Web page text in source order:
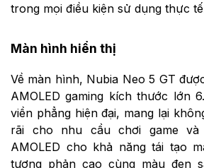
trong mọi điều kiện sử dụng thực
Màn hình hiển thị
Về màn hình, Nubia Neo 5 GT
AMOLED gaming kích thước lớn
viền phẳng hiện đại, mang lại
rãi cho nhu cầu chơi game
AMOLED cho khả năng tái tạo
tương phản cao cùng màu đen